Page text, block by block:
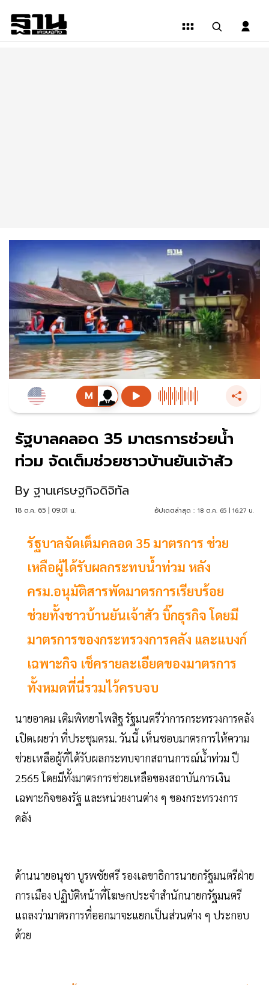
รัฐบาลคลอด 35 มาตรการช่วยน้ำ
ท่วม จัดเต็มช่วยชาวบ้านยันเจ้าสัว
By ฐานเศรษฐกิจดิจิทัล
18 ต.ค. 65 | 09:01 น. อัปเดตล่าสุด : 18 ต.ค. 65 | 16:27 น.
รัฐบาลจัดเต็มคลอด 35 มาตรการ ช่วย
เหลือผู้ได้รับผลกระทบน้ำท่วม หลัง
ครม.อนุมัติสารพัดมาตรการเรียบร้อย
ช่วยทั้งชาวบ้านยันเจ้าสัว บิ๊กธุรกิจ โดยมี
มาตรการของกระทรวงการคลัง และแบงก์
เฉพาะกิจ เช็ครายละเอียดของมาตรการ
ทั้งหมดที่นี่รวมไว้ครบจบ
นายอาคม เติมพิทยาไพสิฐ รัฐมนตรีว่าการกระทรวงการคลัง
เปิดเผยว่า ที่ประชุมครม. วันนี้ เห็นชอบมาตรการให้ความ
ช่วยเหลือผู้ที่ได้รับผลกระทบจากสถานการณ์น้ำท่วม ปี
2565 โดยมีทั้งมาตรการช่วยเหลือของสถาบันการเงิน
เฉพาะกิจของรัฐ และหน่วยงานต่าง ๆ ของกระทรวงการ
คลัง
ด้านนายอนุชา บูรพชัยศรี รองเลขาธิการนายกรัฐมนตรีฝ่าย
การเมือง ปฏิบัติหน้าที่โฆษกประจำสำนักนายกรัฐมนตรี
แถลงว่ามาตรการที่ออกมาจะแยกเป็นส่วนต่าง ๆ ประกอบ
ด้วย